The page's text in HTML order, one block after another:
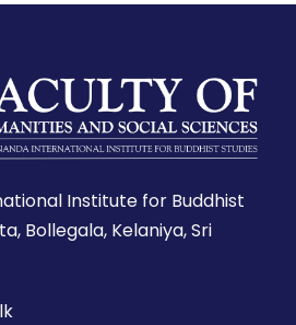
Institute for Buddhist
Bollegala, Kelaniya, Sri